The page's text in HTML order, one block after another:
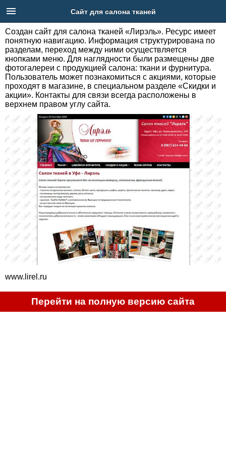
Главная
Услуги
Портфолио
Блог
РБ
Телефон: +7 (917) 43-73-926
Адрес: Новоженова 90/1 - 419
Email: feedback@goinweb.ru
Сайт для салона тканей
Создан сайт для салона тканей «Лирэль». Ресурс имеет
понятную навигацию. Информация структурирована по
разделам, переход между ними осуществляется
кнопками меню. Для наглядности были размещены две
фотогалереи с продукцией салона: ткани и фурнитура.
Пользователь может познакомиться с акциями, которые
проходят в магазине, в специальном разделе «Скидки и
акции». Контакты для связи всегда расположены в
верхнем правом углу сайта.
www.lirel.ru
Перейти на полную версию сайта